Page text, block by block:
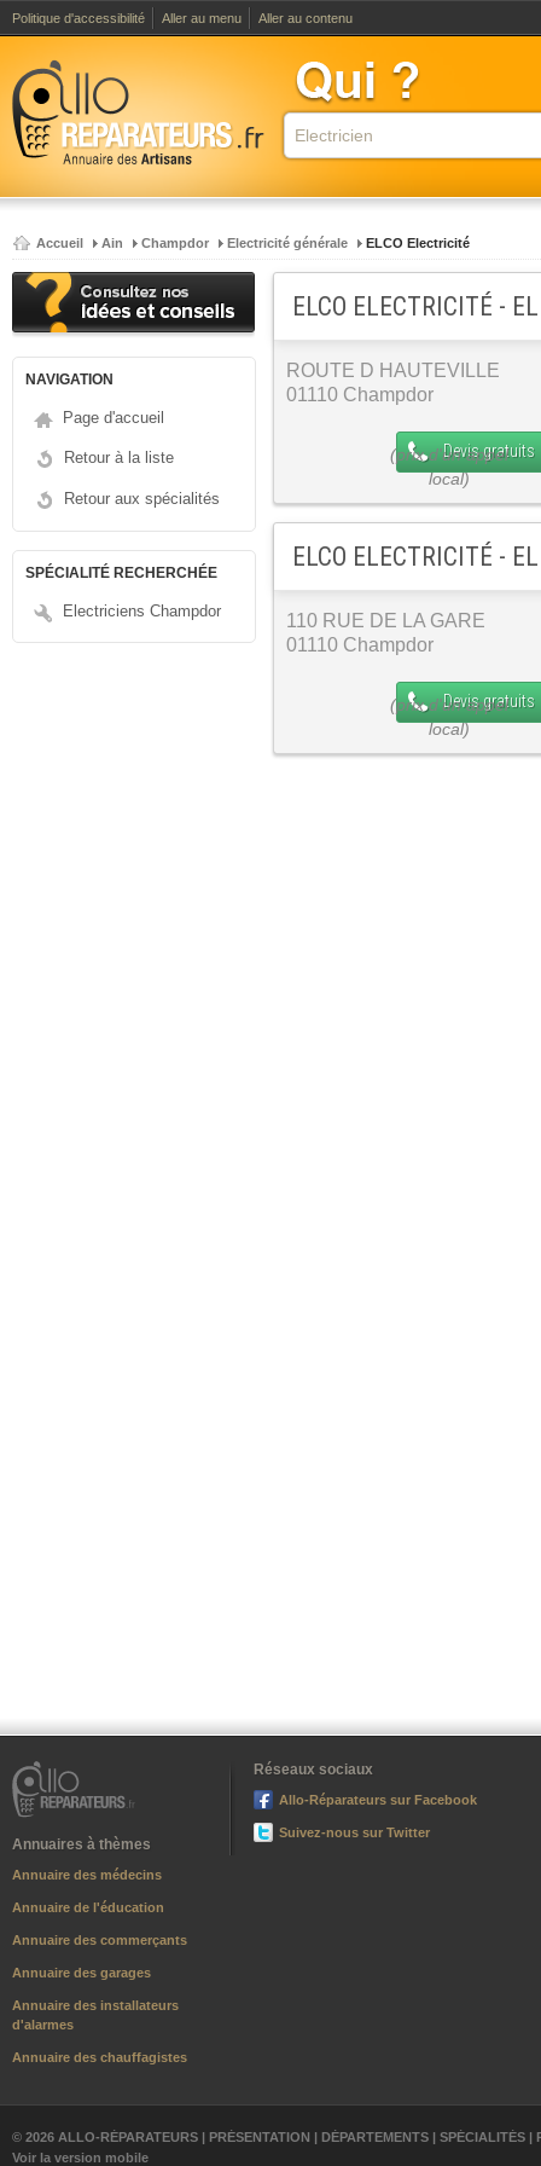
Politique d'accessibilité Aller au menu Aller au contenu
Accueil Ain Champdor Electricité générale ELCO Electricité
NAVIGATION
Page d'accueil
Retour à la liste
Retour aux spécialités
SPÉCIALITÉ RECHERCHÉE
Electriciens Champdor
ELCO ELECTRICITÉ -
ROUTE D HAUTEVILLE
01110 Champdor
Devis gratuits
ELCO ELECTRICITÉ -
110 RUE DE LA GARE
01110 Champdor
Devis gratuits
Annuaires à thèmes
Annuaire des médecins
Annuaire de l'éducation
Annuaire des commerçants
Annuaire des garages
Annuaire des installateurs
d'alarmes
Annuaire des chauffagistes
Réseaux sociaux
Allo-Réparateurs sur Facebook
Suivez-nous sur Twitter
© 2026 ALLO-RÉPARATEURS | PRÉSENTATION | DÉPARTEMENTS | SPÉCIALITÉS |
Voir la version mobile